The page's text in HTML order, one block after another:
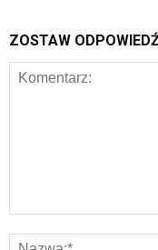
ZOSTAW